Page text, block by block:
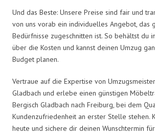
Und das Beste: Unsere Preise sind fair und
von uns vorab ein individuelles Angebot, das
Bedürfnisse zugeschnitten ist. So behältst du
über die Kosten und kannst deinen Umzug
Budget planen.
Vertraue auf die Expertise von
Gladbach und erlebe einen günstigen
Bergisch Gladbach nach Freiburg, bei dem
Kundenzufriedenheit an erster Stelle stehen.
heute und sichere dir deinen Wunschtermin